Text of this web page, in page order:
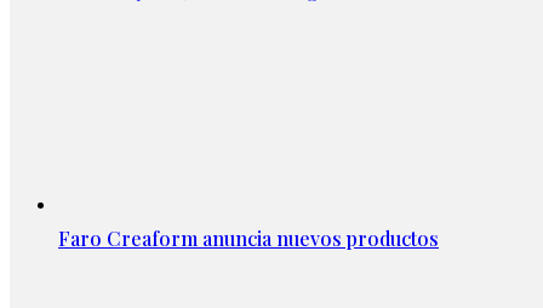
Faro Creaform anuncia nuevos productos